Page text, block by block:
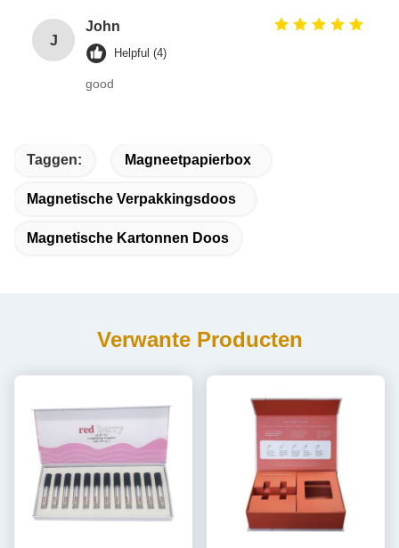
J
John
Helpful (4)
good
Taggen: Magneetpapierbox
Magnetische Verpakkingsdoos
Magnetische Kartonnen Doos
Verwante Producten